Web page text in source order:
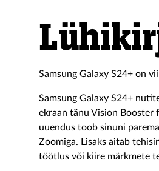
Samsung Galaxy S24+ on
Samsung Galaxy S24+
ekraan tänu Vision Booster
uuendus toob sinuni
Zoomiga. Lisaks aitab
töötlus või kiire märkmete